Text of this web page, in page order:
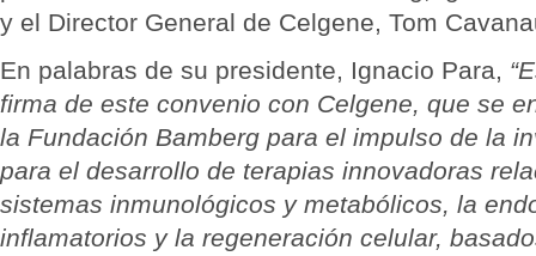
y el Director General de Celgene, Tom
En palabras de su presidente, Ignacio Para,
firma de este convenio con Celgene, que se
la Fundación Bamberg para el impulso de la
para el desarrollo de terapias innovadoras
sistemas inmunológicos y metabólicos, la
inflamatorios y la regeneración celular,